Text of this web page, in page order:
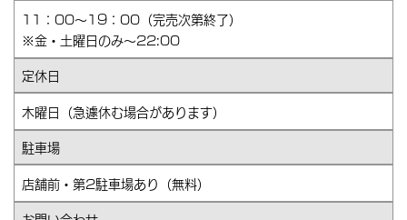
11：00～19：00（完売次第終了）
※金・土曜日のみ～22:00
定休日
木曜日（急遽休む場合があります）
駐車場
店舗前・第2駐車場あり（無料）